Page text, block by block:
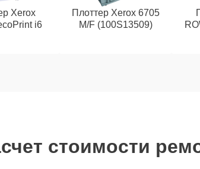
Xerox
i6
Плоттер Xerox 6705
M/F (100S13509)
стоимости